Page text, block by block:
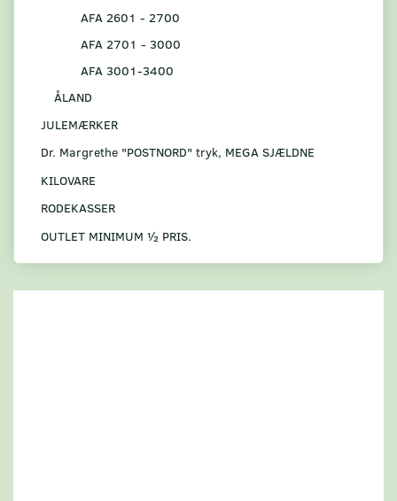
AFA 2601 - 2700
AFA 2701 - 3000
AFA 3001-3400
ÅLAND
JULEMÆRKER
Dr. Margrethe "POSTNORD" tryk, MEGA SJÆLDNE
KILOVARE
RODEKASSER
OUTLET MINIMUM ½ PRIS.